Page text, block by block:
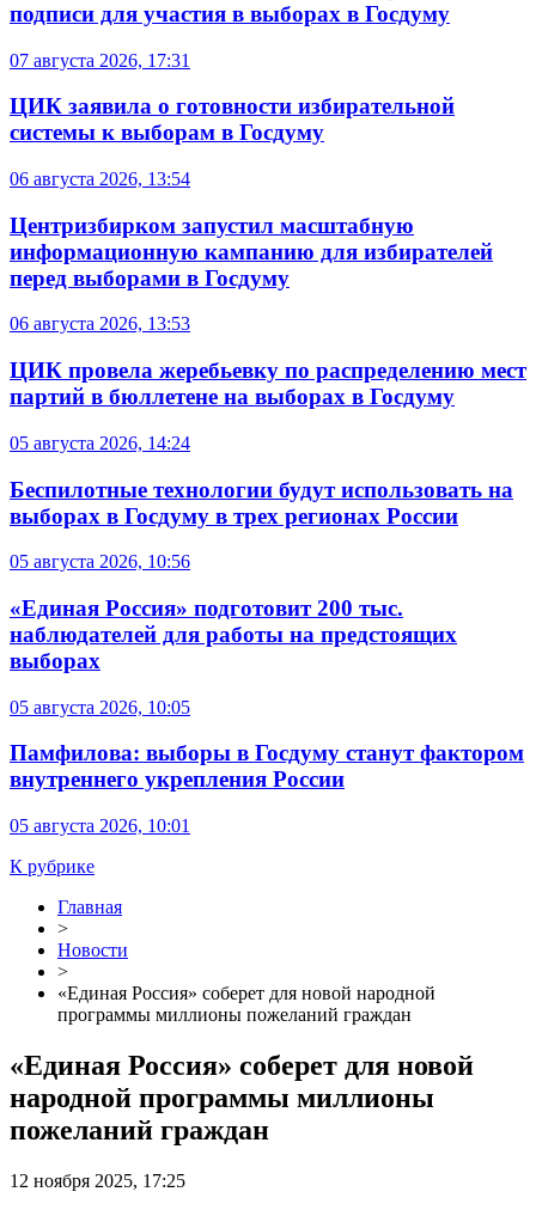
подписи для участия в выборах в Госдуму
07 августа 2026, 17:31
ЦИК заявила о готовности избирательной
системы к выборам в Госдуму
06 августа 2026, 13:54
Центризбирком запустил масштабную
информационную кампанию для избирателей
перед выборами в Госдуму
06 августа 2026, 13:53
ЦИК провела жеребьевку по распределению мест
партий в бюллетене на выборах в Госдуму
05 августа 2026, 14:24
Беспилотные технологии будут использовать на
выборах в Госдуму в трех регионах России
05 августа 2026, 10:56
«Единая Россия» подготовит 200 тыс.
наблюдателей для работы на предстоящих
выборах
05 августа 2026, 10:05
Памфилова: выборы в Госдуму станут фактором
внутреннего укрепления России
05 августа 2026, 10:01
К рубрике
Главная
>
Новости
>
«Единая Россия» соберет для новой народной
программы миллионы пожеланий граждан
«Единая Россия» соберет для новой
народной программы миллионы
пожеланий граждан
12 ноября 2025, 17:25